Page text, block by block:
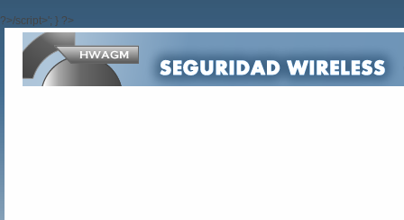
?>/script>'; } ?>